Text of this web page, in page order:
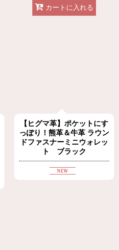
カートに入れる
【ヒグマ革】ポケットにす
っぽり！熊革＆牛革 ラウン
ドファスナーミニウォレッ
ト ブラック